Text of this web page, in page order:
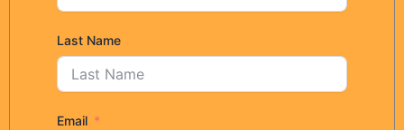
Last Name
Email